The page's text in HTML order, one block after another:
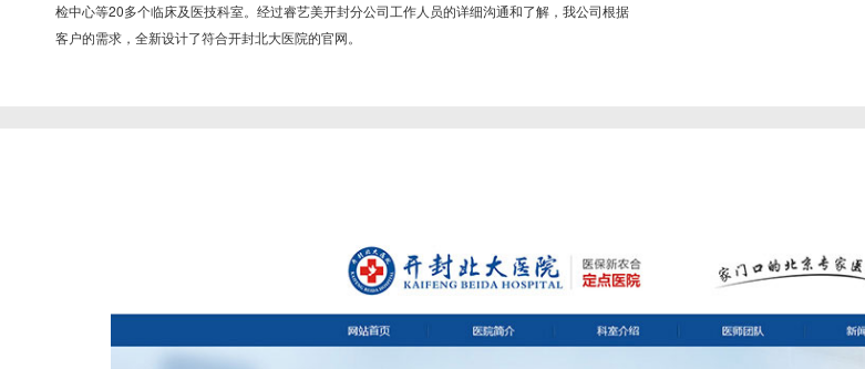
检中心等20多个临床及医技科室。经过睿艺美开封分公司工作人员的详细沟通和了解，我公司根据
客户的需求，全新设计了符合开封北大医院的官网。